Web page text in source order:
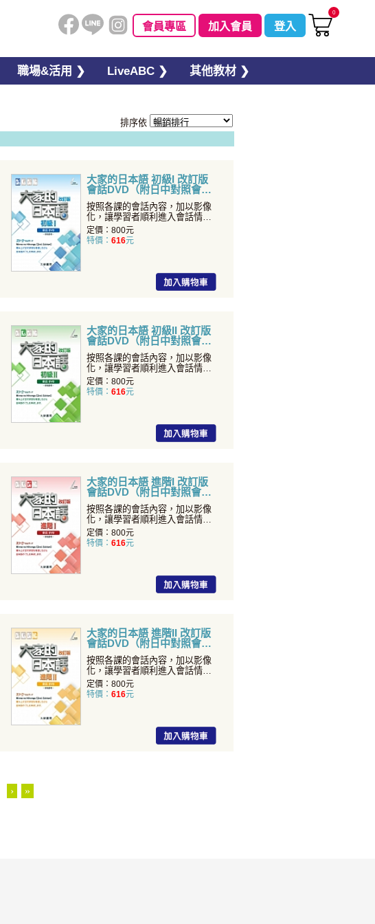
會員專區 加入會員 登入
0
職場&活用 ❯ LiveABC ❯ 其他教材 ❯
排序依
大家的日本語 初級I 改訂版
會話DVD（附日中對照會話
本）
按照各課的會話內容，加以影像
化，讓學習者順利進入會話情
境，身歷其境的去理解如何使
定價：800元
特價： 616元
大家的日本語 初級II 改訂版
會話DVD（附日中對照會話
本）
按照各課的會話內容，加以影像
化，讓學習者順利進入會話情
境，身歷其境的去理解如何使
定價：800元
特價： 616元
大家的日本語 進階I 改訂版
會話DVD（附日中對照會話
本）
按照各課的會話內容，加以影像
化，讓學習者順利進入會話情
境，身歷其境的去理解如何使
定價：800元
特價： 616元
大家的日本語 進階II 改訂版
會話DVD（附日中對照會話
本）
按照各課的會話內容，加以影像
化，讓學習者順利進入會話情
境，身歷其境的去理解如何使
定價：800元
特價： 616元
› »